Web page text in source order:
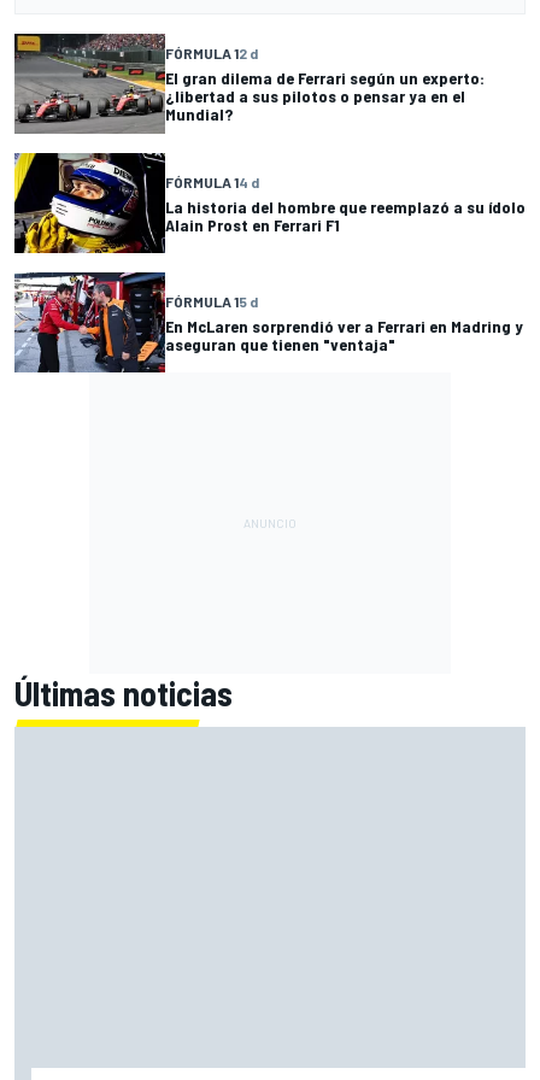
FÓRMULA 12 d
El gran dilema de Ferrari según un experto:
¿libertad a sus pilotos o pensar ya en el
Mundial?
FÓRMULA 14 d
La historia del hombre que reemplazó a su ídolo
Alain Prost en Ferrari F1
FÓRMULA 15 d
En McLaren sorprendió ver a Ferrari en Madring y
aseguran que tienen "ventaja"
Últimas noticias